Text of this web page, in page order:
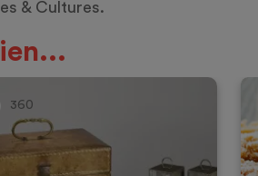
& Cultures.
360